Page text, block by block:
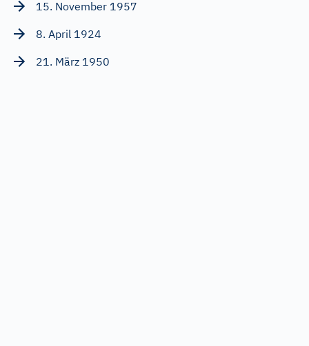
15. November 1957
8. April 1924
21. März 1950